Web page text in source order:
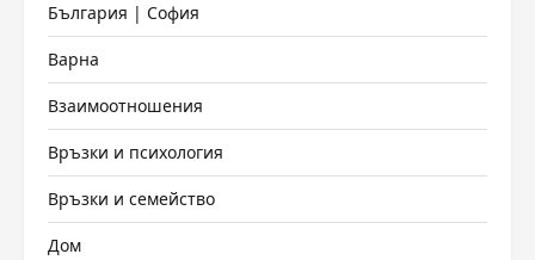
България | София
Варна
Взаимоотношения
Връзки и психология
Връзки и семейство
Дом